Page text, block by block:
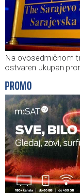
Na ovosedmičnom
ostvaren ukupan
PROMO